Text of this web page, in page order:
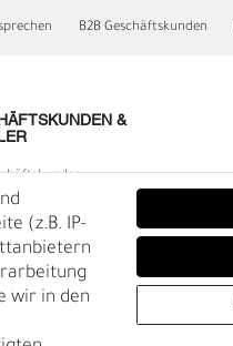
B2B Geschäftskunden
&
(z.B. IP-
wir in den